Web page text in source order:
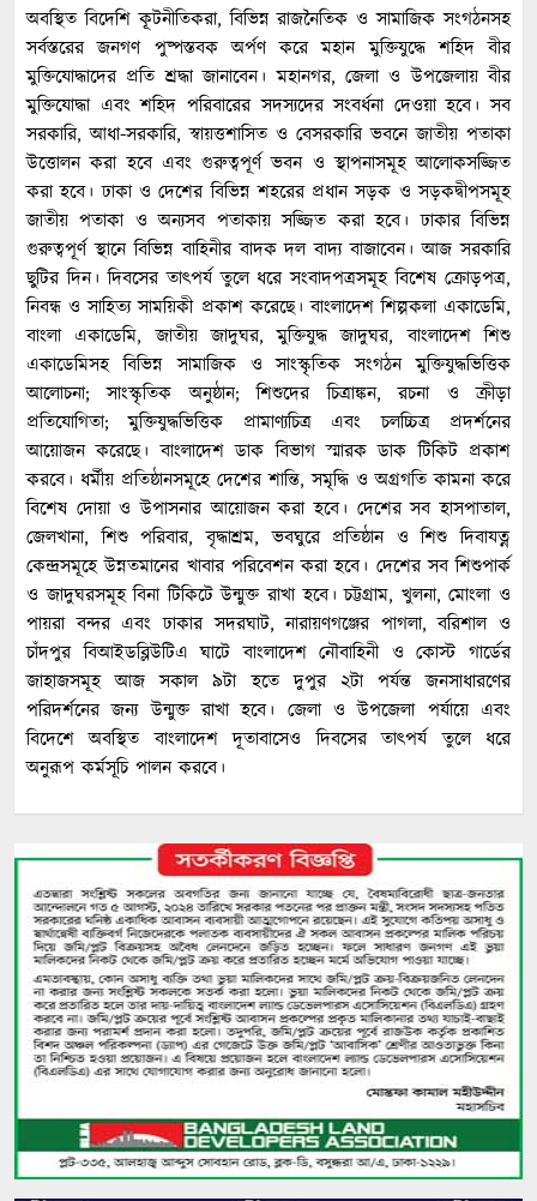
অবস্থিত বিদেশি কূটনীতিকরা, বিভিন্ন রাজনৈতিক ও সামাজিক সংগঠনসহ
সর্বস্তরের জনগণ পুষ্পস্তবক অর্পণ করে মহান মুক্তিযুদ্ধে শহিদ বীর
মুক্তিযোদ্ধাদের প্রতি শ্রদ্ধা জানাবেন। মহানগর, জেলা ও উপজেলায় বীর
মুক্তিযোদ্ধা এবং শহিদ পরিবারের সদস্যদের সংবর্ধনা দেওয়া হবে। সব
সরকারি, আধা-সরকারি, স্বায়ত্তশাসিত ও বেসরকারি ভবনে জাতীয় পতাকা
উত্তোলন করা হবে এবং গুরুত্বপূর্ণ ভবন ও স্থাপনাসমূহ আলোকসজ্জিত
করা হবে। ঢাকা ও দেশের বিভিন্ন শহরের প্রধান সড়ক ও সড়কদ্বীপসমূহ
জাতীয় পতাকা ও অন্যসব পতাকায় সজ্জিত করা হবে। ঢাকার বিভিন্ন
গুরুত্বপূর্ণ স্থানে বিভিন্ন বাহিনীর বাদক দল বাদ্য বাজাবেন। আজ সরকারি
ছুটির দিন। দিবসের তাৎপর্য তুলে ধরে সংবাদপত্রসমূহ বিশেষ ক্রোড়পত্র,
নিবন্ধ ও সাহিত্য সাময়িকী প্রকাশ করেছে। বাংলাদেশ শিল্পকলা একাডেমি,
বাংলা একাডেমি, জাতীয় জাদুঘর, মুক্তিযুদ্ধ জাদুঘর, বাংলাদেশ শিশু
একাডেমিসহ বিভিন্ন সামাজিক ও সাংস্কৃতিক সংগঠন মুক্তিযুদ্ধভিত্তিক
আলোচনা; সাংস্কৃতিক অনুষ্ঠান; শিশুদের চিত্রাঙ্কন, রচনা ও ক্রীড়া
প্রতিযোগিতা; মুক্তিযুদ্ধভিত্তিক প্রামাণ্যচিত্র এবং চলচ্চিত্র প্রদর্শনের
আয়োজন করেছে। বাংলাদেশ ডাক বিভাগ স্মারক ডাক টিকিট প্রকাশ
করবে। ধর্মীয় প্রতিষ্ঠানসমূহে দেশের শান্তি, সমৃদ্ধি ও অগ্রগতি কামনা করে
বিশেষ দোয়া ও উপাসনার আয়োজন করা হবে। দেশের সব হাসপাতাল,
জেলখানা, শিশু পরিবার, বৃদ্ধাশ্রম, ভবঘুরে প্রতিষ্ঠান ও শিশু দিবাযত্ন
কেন্দ্রসমূহে উন্নতমানের খাবার পরিবেশন করা হবে। দেশের সব শিশুপার্ক
ও জাদুঘরসমূহ বিনা টিকিটে উন্মুক্ত রাখা হবে। চট্টগ্রাম, খুলনা, মোংলা ও
পায়রা বন্দর এবং ঢাকার সদরঘাট, নারায়ণগঞ্জের পাগলা, বরিশাল ও
চাঁদপুর বিআইডব্লিউটিএ ঘাটে বাংলাদেশ নৌবাহিনী ও কোস্ট গার্ডের
জাহাজসমূহ আজ সকাল ৯টা হতে দুপুর ২টা পর্যন্ত জনসাধারণের
পরিদর্শনের জন্য উন্মুক্ত রাখা হবে। জেলা ও উপজেলা পর্যায়ে এবং
বিদেশে অবস্থিত বাংলাদেশ দূতাবাসেও দিবসের তাৎপর্য তুলে ধরে
অনুরূপ কর্মসূচি পালন করবে।